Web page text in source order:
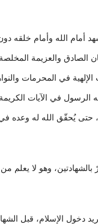
أمام الله وأمام
الصادق والعزيمة
في المحرمات
الرسول في الآيات
حتى يُحقّق الله له
بالشهادتين، وهو لا
الإسلام، قبل